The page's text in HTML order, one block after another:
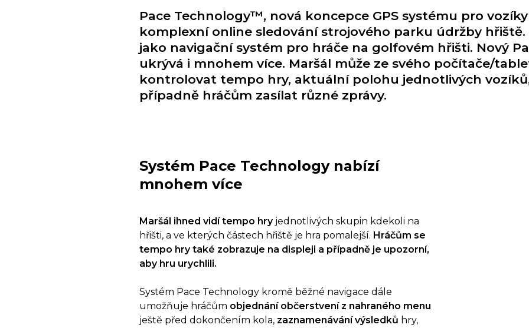
Pace Technology™, nová koncepce GPS systému pro vozíky
komplexní online sledování strojového parku údržby hřiště.
jako navigační systém pro hráče na golfovém hřišti. Nový
ukrývá i mnohem více. Maršál může ze svého počítače/
kontrolovat tempo hry, aktuální polohu jednotlivých
případně hráčům zasílat různé zprávy.
Systém Pace Technology nabízí
mnohem více
Maršál ihned vidí tempo hryjednotlivých skupin kdekoli na
hřišti, a ve kterých částech hřiště je hra pomalejší. Hráčům se
tempo hry také zobrazuje na displeji a případně je upozorní,
aby hru urychlili.
Systém Pace Technology kromě běžné navigace dále
umožňuje hráčům objednání občerstvení z nahraného menu
ještě před dokončením kola,zaznamenávání výsledků hry,